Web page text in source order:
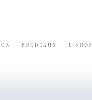
BORDEAUX E-SHOP